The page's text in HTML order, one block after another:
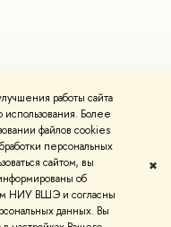
работы сайта
Более
файлов cookies
персональных
сайтом, вы
об
НИУ ВШЭ и согласны
данных. Вы
✖
Условия использования
Карта сайта